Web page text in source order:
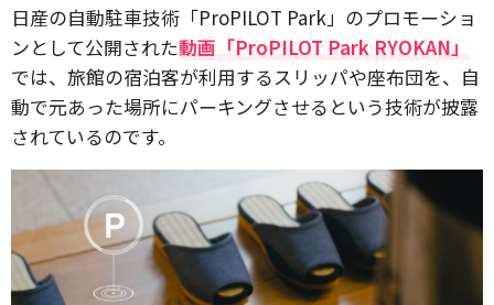
日産の自動駐車技術「ProPILOT Park」のプロモーショ
ンとして公開された動画「ProPILOT Park RYOKAN」
では、旅館の宿泊客が利用するスリッパや座布団を、自
動で元あった場所にパーキングさせるという技術が披露
されているのです。